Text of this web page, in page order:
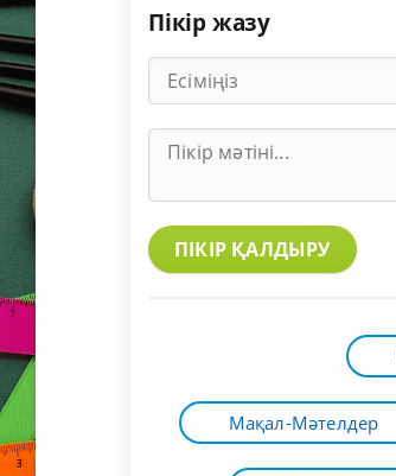
Пікір жазу
ПІКІР ҚАЛДЫРУ
Мақал-Мәтелдер